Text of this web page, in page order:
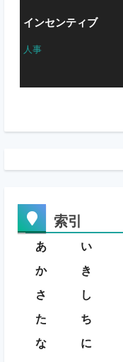
インセンティブ
人事
索引
あ い
か
き
さ
し
た
ち
な
に